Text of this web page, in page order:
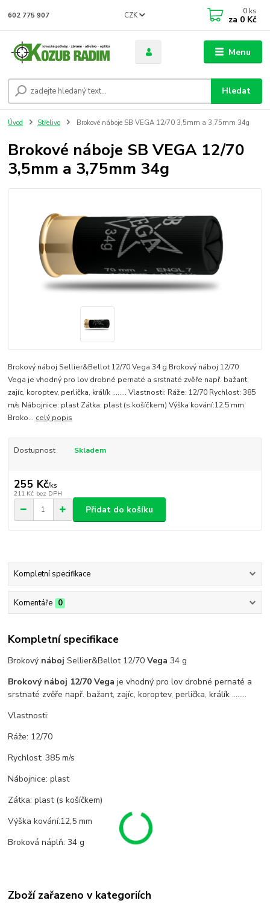
Menu
CZK
Hledat
602 775 907 0 ks
za 0 Kč
Úvod Střelivo Brokové náboje SB VEGA 12/70 3,5mm a 3,75mm 34g
Brokové náboje SB VEGA 12/70
3,5mm a 3,75mm 34g
Brokový náboj Sellier&Bellot 12/70 Vega 34 g Brokový náboj 12/70
Vega je vhodný pro lov drobné pernaté a srstnaté zvěře např. bažant,
zajíc, koroptev, perlička, králík ........ Vlastnosti: Ráže: 12/70 Rychlost: 385
m/s Nábojnice: plast Zátka: plast (s košíčkem) Výška kování:12,5 mm
Broko... celý popis
Dostupnost Skladem
255 Kč/ks
211 Kč bez DPH
Přidat do košíku
Kompletní specifikace
Komentáře 0
Kompletní specifikace
Brokový náboj Sellier&Bellot 12/70Vega 34 g
Brokový náboj 12/70 Vega je vhodný pro lov drobné pernaté a
srstnaté zvěře např. bažant, zajíc, koroptev, perlička, králík ........
Vlastnosti:
Ráže: 12/70
Rychlost: 385 m/s
Nábojnice: plast
Zátka: plast (s košíčkem)
Výška kování:12,5 mm
Broková náplň: 34 g
Zboží zařazeno v kategoriích